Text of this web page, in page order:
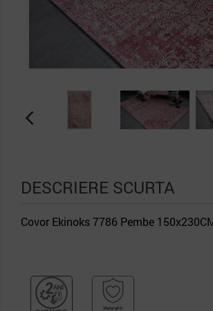
DESCRIERE SCURTA
Covor Ekinoks 7786 Pembe